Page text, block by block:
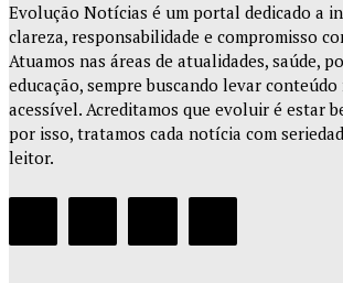
Evolução Notícias é um portal dedicado a
clareza, responsabilidade e compromisso
Atuamos nas áreas de atualidades, saúde,
educação, sempre buscando levar
acessível. Acreditamos que evoluir é estar
por isso, tratamos cada notícia com
leitor.